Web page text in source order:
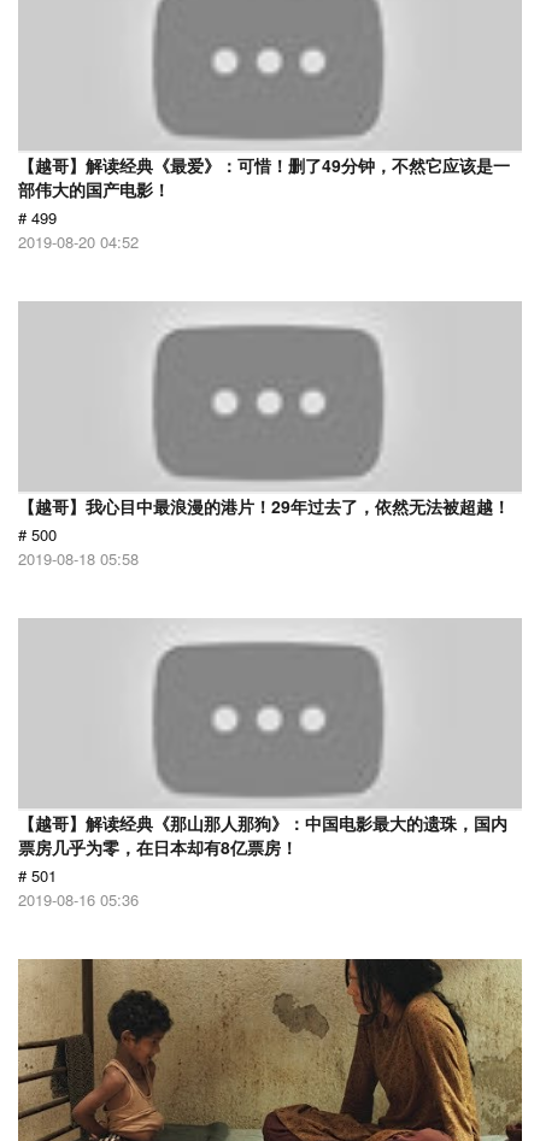
【越哥】解读经典《最爱》：可惜！删了49分钟，不然它应该是一
部伟大的国产电影！
# 499
2019-08-20 04:52
【越哥】我心目中最浪漫的港片！29年过去了，依然无法被超越！
# 500
2019-08-18 05:58
【越哥】解读经典《那山那人那狗》：中国电影最大的遗珠，国内
票房几乎为零，在日本却有8亿票房！
# 501
2019-08-16 05:36